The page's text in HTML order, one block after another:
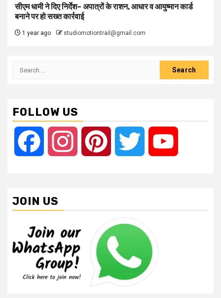
सीएम धामी ने दिए निर्देश– अपात्रों के राशन, आधार व आयुष्मान कार्ड
बनाने पर हो सख्त कार्रवाई
1 year ago studiomotiontrail@gmail.com
Search
FOLLOW US
Facebook Instagram Pinterest Twitter
JOIN US